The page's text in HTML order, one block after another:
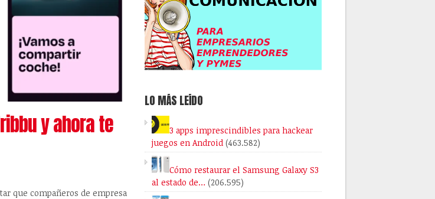
y ahora te
que compañeros de empresa
LO MÁS LEÍDO
3 apps imprescindibles para hackear
juegos en Android (463.582)
Cómo restaurar el Samsung Galaxy S3
al estado de… (206.595)